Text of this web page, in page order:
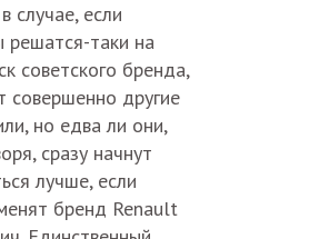
случае, если
решатся-таки на
советского бренда,
совершенно другие
но едва ли они,
сразу начнут
лучше, если
бренд Renault